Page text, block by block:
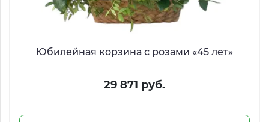
Юбилейная корзина с розами «45 лет»
29 871 руб.